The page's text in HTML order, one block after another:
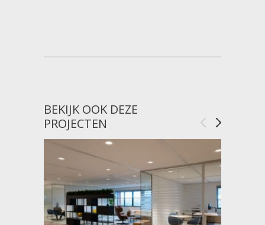
BEKIJK OOK DEZE
PROJECTEN